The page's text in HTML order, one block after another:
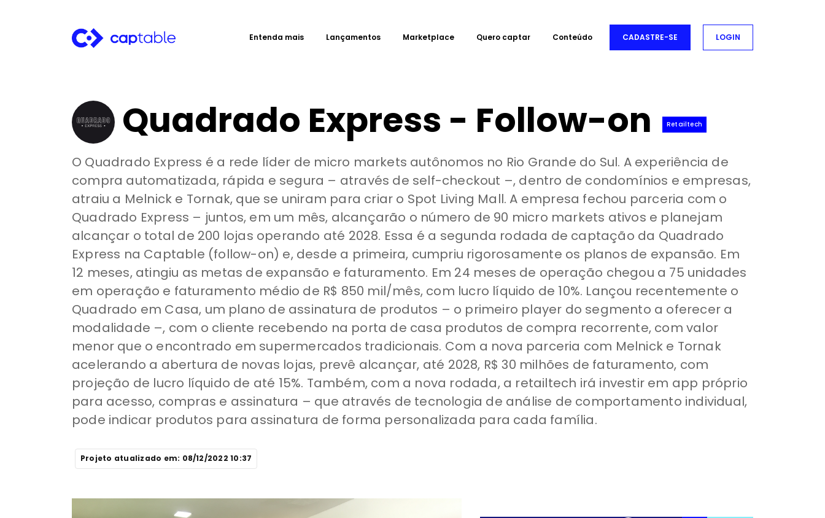
Entenda mais Lançamentos Marketplace Quero captar Conteúdo CADASTRE-SE LOGIN
Quadrado Express - Follow-on Retailtech
O Quadrado Express é a rede líder de micro markets autônomos no Rio Grande do Sul. A experiência de
compra automatizada, rápida e segura – através de self-checkout –, dentro de condomínios e empresas,
atraiu a Melnick e Tornak, que se uniram para criar o Spot Living Mall. A empresa fechou parceria com o
Quadrado Express – juntos, em um mês, alcançarão o número de 90 micro markets ativos e planejam
alcançar o total de 200 lojas operando até 2028. Essa é a segunda rodada de captação da Quadrado
Express na Captable (follow-on) e, desde a primeira, cumpriu rigorosamente os planos de expansão. Em
12 meses, atingiu as metas de expansão e faturamento. Em 24 meses de operação chegou a 75 unidades
em operação e faturamento médio de R$ 850 mil/mês, com lucro líquido de 10%. Lançou recentemente o
Quadrado em Casa, um plano de assinatura de produtos – o primeiro player do segmento a oferecer a
modalidade –, com o cliente recebendo na porta de casa produtos de compra recorrente, com valor
menor que o encontrado em supermercados tradicionais. Com a nova parceria com Melnick e Tornak
acelerando a abertura de novas lojas, prevê alcançar, até 2028, R$ 30 milhões de faturamento, com
projeção de lucro líquido de até 15%. Também, com a nova rodada, a retailtech irá investir em app próprio
para acesso, compras e assinatura – que através de tecnologia de análise de comportamento individual,
pode indicar produtos para assinatura de forma personalizada para cada família.
Projeto atualizado em: 08/12/2022 10:37